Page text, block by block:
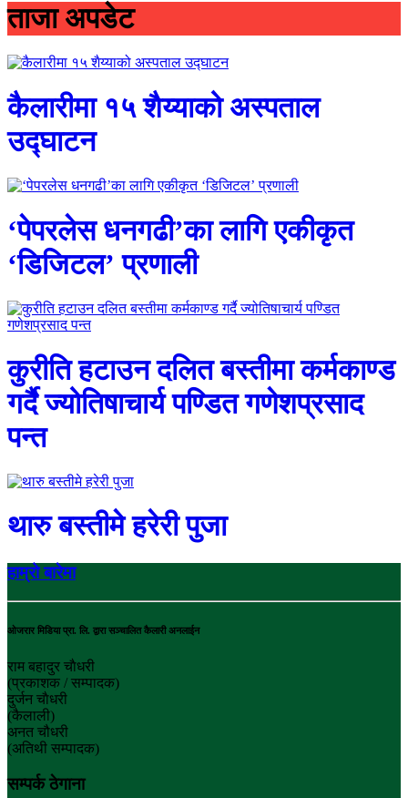
ताजा अपडेट
कैलारीमा १५ शैय्याको अस्पताल
उद्घाटन
‘पेपरलेस धनगढी’का लागि एकीकृत
‘डिजिटल’ प्रणाली
कुरीति हटाउन दलित बस्तीमा कर्मकाण्ड
गर्दै ज्योतिषाचार्य पण्डित गणेशप्रसाद
पन्त
थारु बस्तीमे हरेरी पुजा
हाम्रो बारेमा
ओजरार मिडिया प्रा. लि. द्वारा सञ्चालित कैलारी अनलाईन
राम बहादुर चाैधरी
(प्रकाशक / सम्पादक)
दुर्जन चाैधरी
(कैलाली)
अनत चौधरी
(अतिथी सम्पादक)
सम्पर्क ठेगाना